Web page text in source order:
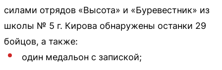
силами отрядов «Высота» и «Буревестник» из
школы № 5 г. Кирова обнаружены останки 29
бойцов, а также:
один медальон с запиской;